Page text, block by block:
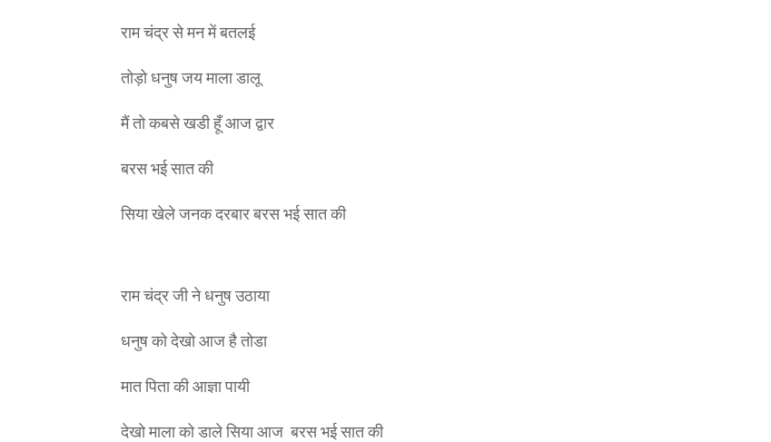
राम चंद्र से मन में बतलई
तोड़ो धनुष जय माला डालू
मैं तो कबसे खडी हूँ आज द्वार
बरस भई सात की
सिया खेले जनक दरबार बरस भई सात की
राम चंद्र जी ने धनुष उठाया
धनुष को देखो आज है तोडा
मात पिता की आज्ञा पायी
देखो माला को डाले सिया आज बरस भई सात की